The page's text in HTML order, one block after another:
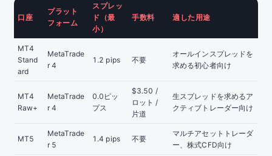
口座
プラット
フォーム
スプレッ
ド（最
小）
手数料 適した用途
MT4
Stand
ard
MetaTrade
r 4
1.2 pips 不要
オールインスプレッドを
求める初心者向け
MT4
Raw+
MetaTrade
r 4
0.0ピッ
プス
$3.50 /
ロット /
片道
生スプレッドを求めるア
クティブトレーダー向け
MT5
MetaTrade
r 5
1.4 pips 不要
マルチアセットトレーダ
ー、株式CFD向け